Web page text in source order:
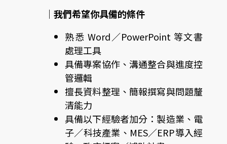
｜我們希望你具備的條件
熟悉 Word／PowerPoint 等文書
處理工具
具備專案協作、溝通整合與進度控
管邏輯
擅長資料整理、簡報撰寫與問題釐
清能力
具備以下經驗者加分：製造業、電
子／科技產業、MES／ERP導入經